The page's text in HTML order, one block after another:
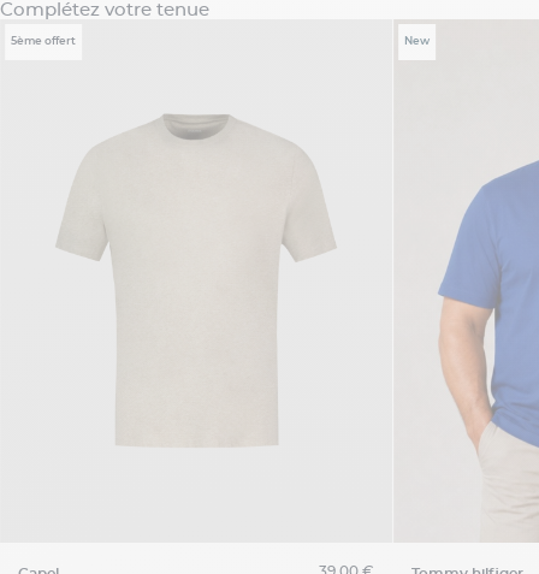
Complétez votre tenue
5ème offert New